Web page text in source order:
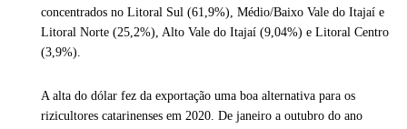
concentrados no Litoral Sul (61,9%), Médio/Baixo Vale do Itajaí e
Litoral Norte (25,2%), Alto Vale do Itajaí (9,04%) e Litoral Centro
(3,9%).
A alta do dólar fez da exportação uma boa alternativa para os
rizicultores catarinenses em 2020. De janeiro a outubro do ano